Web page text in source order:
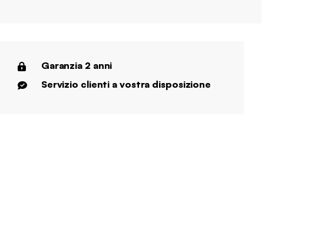
Garanzia 2 anni
Servizio clienti a vostra disposizione